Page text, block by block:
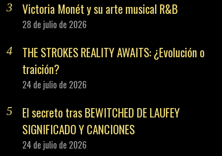
Victoria Monét y su arte musical R&B
28 de julio de 2026
THE STROKES REALITY AWAITS: ¿Evolución o
traición?
24 de julio de 2026
El secreto tras BEWITCHED DE LAUFEY
SIGNIFICADO Y CANCIONES
24 de julio de 2026PREVIOUS STORY